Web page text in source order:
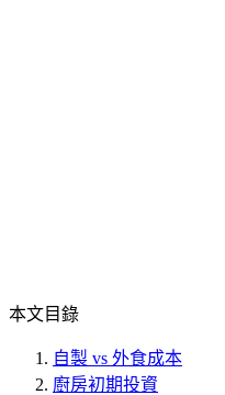
本文目錄
自製 vs 外食成本
廚房初期投資